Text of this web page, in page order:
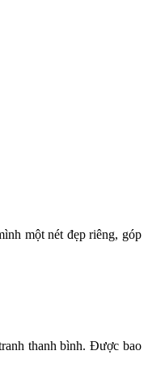
một nét đẹp riêng, góp
thanh bình. Được bao